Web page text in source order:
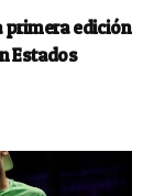
primera edición
Estados